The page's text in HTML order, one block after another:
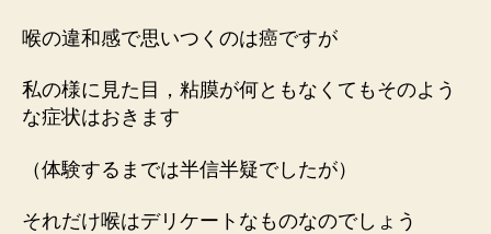
喉の違和感で思いつくのは癌ですが
私の様に見た目，粘膜が何ともなくてもそのよう
な症状はおきます
（体験するまでは半信半疑でしたが）
それだけ喉はデリケートなものなのでしょう